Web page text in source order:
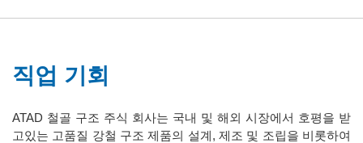
직업 기회
ATAD 철골 구조 주식 회사는 국내 및 해외 시장에서 호평을 받
고있는 고품질 강철 구조 제품의 설계, 제조 및 조립을 비롯하여